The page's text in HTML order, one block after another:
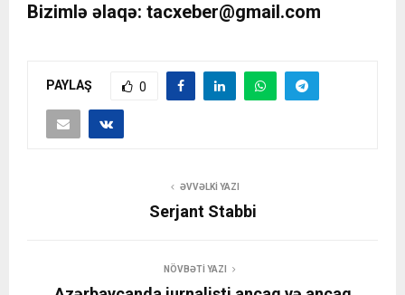
Bizimlə əlaqə: tacxeber@gmail.com
PAYLAŞ 0
ƏVVƏLKI YAZI
Serjant Stabbi
NÖVBƏTI YAZI